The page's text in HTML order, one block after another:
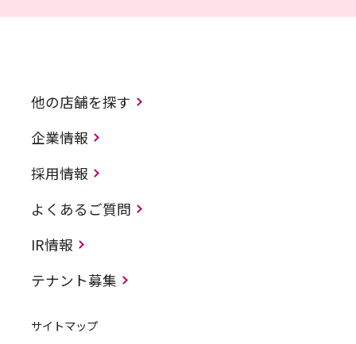
他の店舗を探す
企業情報
採用情報
よくあるご質問
IR情報
テナント募集
サイトマップ